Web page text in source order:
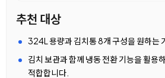
추천 대상
324L 용량과 김치통 8개 구성을 원하는
김치 보관과 함께 냉동 전환 기능을 활용
적합합니다.